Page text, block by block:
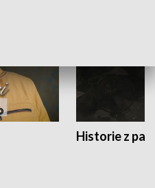
Historie z